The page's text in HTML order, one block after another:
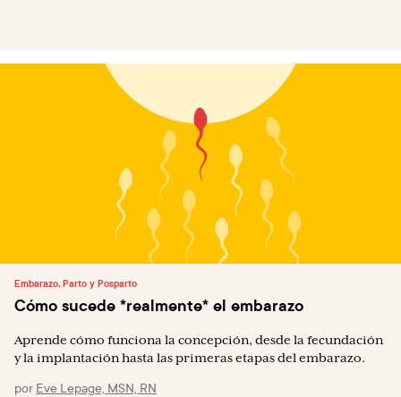
Embarazo, Parto y Posparto
Cómo sucede *realmente* el embarazo
Aprende cómo funciona la concepción, desde la fecundación
y la implantación hasta las primeras etapas del embarazo.
por Eve Lepage, MSN, RN